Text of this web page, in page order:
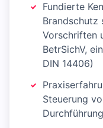
Fundierte
Brandschutz
Vorschriften
BetrSichV,
DIN 14406)
Steuerung